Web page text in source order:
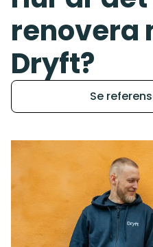
renovera
Dryft?
Se